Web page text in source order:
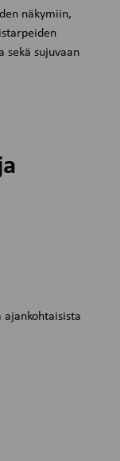
näkymiin,
sekä sujuvaan
ajankohtaisista